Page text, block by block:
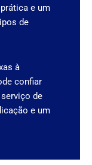
e um
de
à
confiar
de
e um